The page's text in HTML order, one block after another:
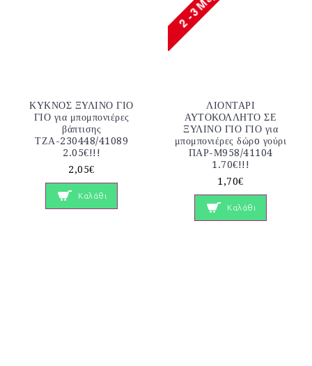
ΚΥΚΝΟΣ ΞΥΛΙΝΟ ΓΙΟ
ΓΙΟ για μπομπονιέρες
βάπτισης
ΤΖΑ-230448/41089
2.05€!!!
2,05€
Καλάθι
ΛΙΟΝΤΑΡΙ
ΑΥΤΟΚΟΛΛΗΤΟ ΣΕ
ΞΥΛΙΝΟ ΓΙΟ ΓΙΟ για
μπομπονιέρες δώρo γούρι
ΠΑΡ-Μ958/41104
1.70€!!!
1,70€
Καλάθι